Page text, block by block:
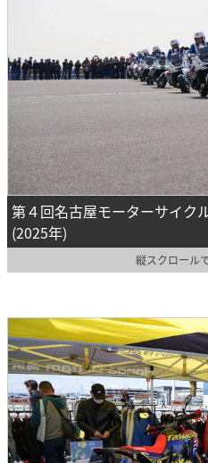
第４回名古屋モーターサイク
(2025年)
縦スクロール